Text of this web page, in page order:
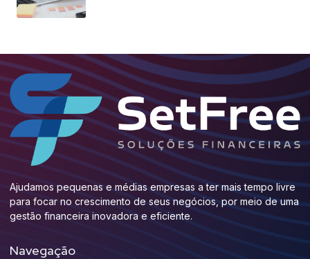
Ajudamos pequenas e médias empresas a ter mais tempo livre
para focar no crescimento de seus negócios, por meio de uma
gestão financeira inovadora e eficiente.
Navegação